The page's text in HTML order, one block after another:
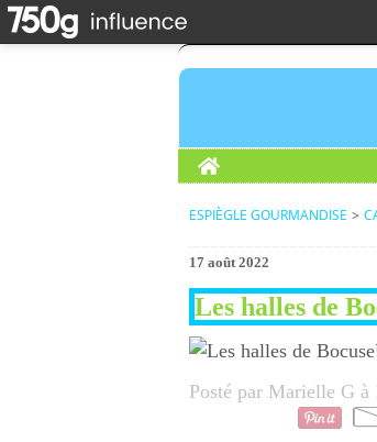
Home
ESPIÈGLE GOURMANDISE >
17 août 2022
Les halles de
Posté par Marielle G à